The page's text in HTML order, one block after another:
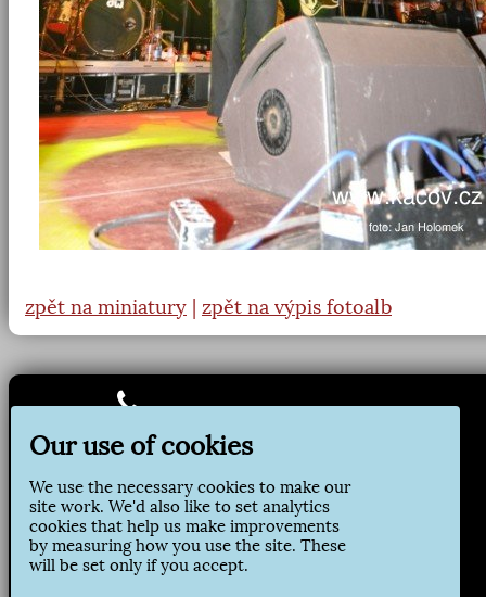
zpět na miniatury zpět na výpis fotoalb
285 09 Kácov
oupodatelna@kacov.cz
IČ: 00236144
DIČ: CZ00236144
ID datové schránky: 439bdrt
Our use of cookies
We use the necessary cookies to make our
site work. We'd also like to set analytics
cookies that help us make improvements
by measuring how you use the site. These
will be set only if you accept.